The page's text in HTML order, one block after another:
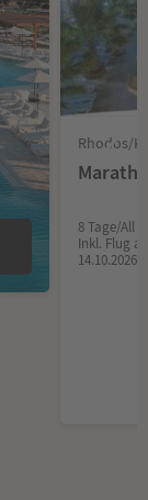
Rhodos/
8 Tage/All
Inkl. Flug
14.10.2026